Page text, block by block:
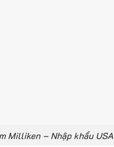
Milliken – Nhập khẩu USA